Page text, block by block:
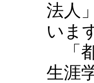
法人
いま
「
生涯